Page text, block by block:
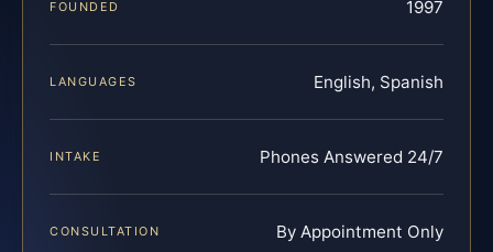
FOUNDED 1997
LANGUAGES English, Spanish
INTAKE Phones Answered 24/7
CONSULTATION By Appointment Only